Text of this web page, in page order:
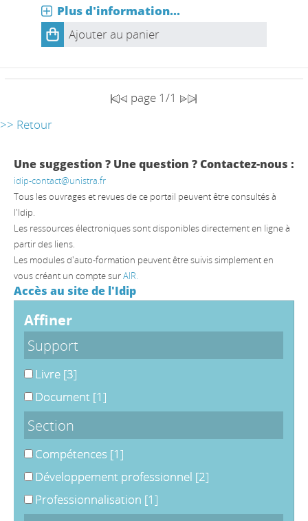
Plus d'information...
Ajouter au panier
page 1/1
>> Retour
Une suggestion ? Une question ? Contactez-nous :
idip-contact@unistra.fr
Tous les ouvrages et revues de ce portail peuvent être consultés à
l'Idip.
Les ressources électroniques sont disponibles directement en ligne à
partir des liens.
Les modules d'auto-formation peuvent être suivis simplement en
vous créant un compte surAIR.
Accès au site de l'Idip
affiner
Support
Livre [3]
Document [1]
Section
Compétences [1]
Développement professionnel [2]
Professionnalisation [1]